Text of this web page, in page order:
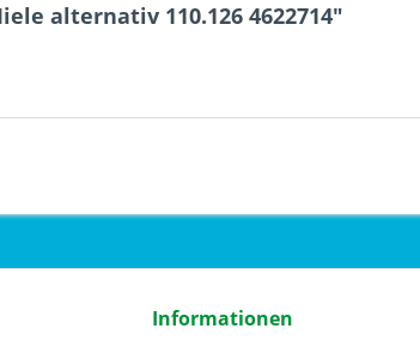
alternativ 110.126 4622714"
Informationen